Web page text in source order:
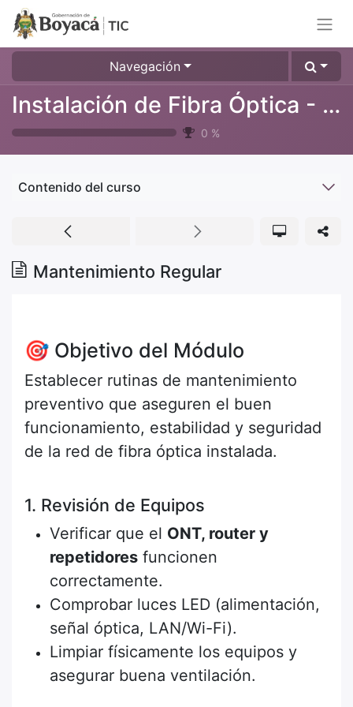
Navegación
Instalación de Fibra Óptica - Fibra Óptica
0 %
Contenido del curso
Mantenimiento Regular
🎯 Objetivo del Módulo
Establecer rutinas de mantenimiento
preventivo que aseguren el buen
funcionamiento, estabilidad y seguridad
de la red de fibra óptica instalada.
1. Revisión de Equipos
Verificar que el ONT, router y
repetidores funcionen
correctamente.
Comprobar luces LED (alimentación,
señal óptica, LAN/Wi-Fi).
Limpiar físicamente los equipos y
asegurar buena ventilación.